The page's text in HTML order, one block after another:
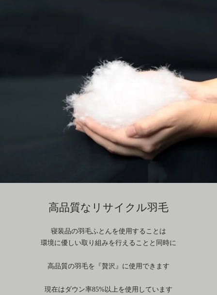
高品質なリサイクル羽毛
寝装品の羽毛ふとんを使用することは
環境に優しい取り組みを行えることと同時に
高品質の羽毛を『贅沢』に使用できます
現在はダウン率85%以上を使用しています